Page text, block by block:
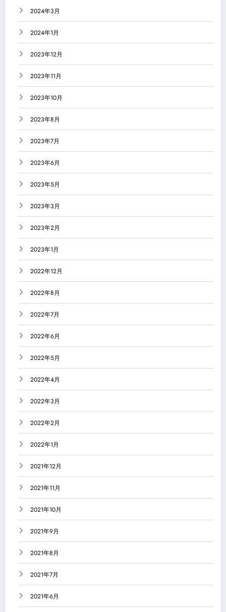
2024年3月
2024年1月
2023年12月
2023年11月
2023年10月
2023年8月
2023年7月
2023年6月
2023年5月
2023年3月
2023年2月
2023年1月
2022年12月
2022年8月
2022年7月
2022年6月
2022年5月
2022年4月
2022年3月
2022年2月
2022年1月
2021年12月
2021年11月
2021年10月
2021年9月
2021年8月
2021年7月
2021年6月